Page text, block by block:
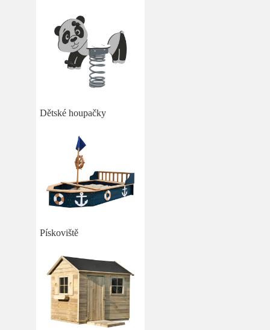
Dětské houpačky
Pískoviště